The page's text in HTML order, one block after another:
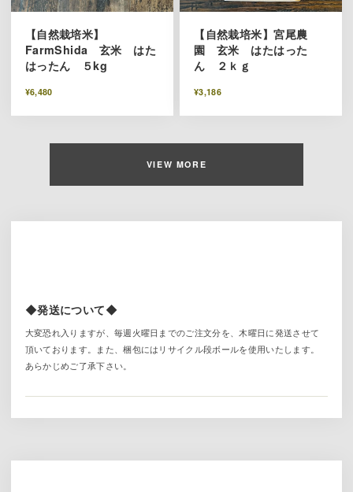
【自然栽培米】
FarmShida 玄米 はた
はったん ５kg
¥6,480
【自然栽培米】宮尾農
園 玄米 はたはった
ん ２ｋｇ
¥3,186
VIEW MORE
◆発送について◆
大変恐れ入りますが、毎週火曜日までのご注文分を、木曜日に発送させて
頂いております。また、梱包にはリサイクル段ボールを使用いたします。
あらかじめご了承下さい。